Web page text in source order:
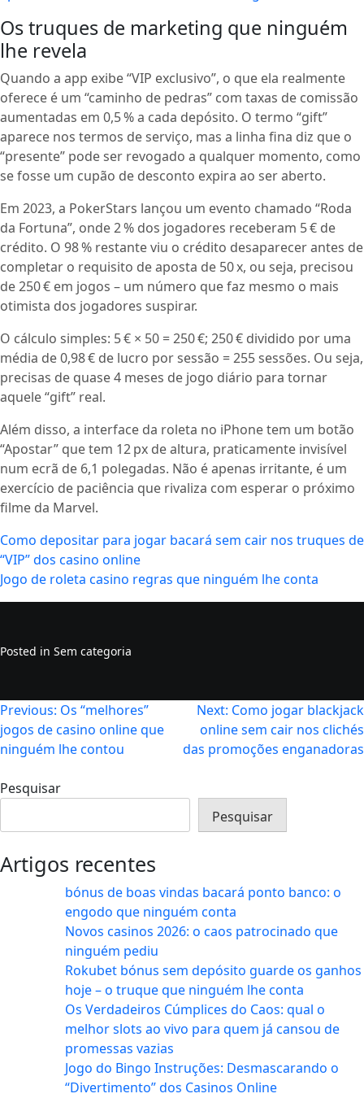
Os truques de marketing que ninguém
lhe revela
Quando a app exibe “VIP exclusivo”, o que ela realmente
oferece é um “caminho de pedras” com taxas de comissão
aumentadas em 0,5 % a cada depósito. O termo “gift”
aparece nos termos de serviço, mas a linha fina diz que o
“presente” pode ser revogado a qualquer momento, como
se fosse um cupão de desconto expira ao ser aberto.
Em 2023, a PokerStars lançou um evento chamado “Roda
da Fortuna”, onde 2 % dos jogadores receberam 5 € de
crédito. O 98 % restante viu o crédito desaparecer antes de
completar o requisito de aposta de 50 x, ou seja, precisou
de 250 € em jogos – um número que faz mesmo o mais
otimista dos jogadores suspirar.
O cálculo simples: 5 € × 50 = 250 €; 250 € dividido por uma
média de 0,98 € de lucro por sessão = 255 sessões. Ou seja,
precisas de quase 4 meses de jogo diário para tornar
aquele “gift” real.
Além disso, a interface da roleta no iPhone tem um botão
“Apostar” que tem 12 px de altura, praticamente invisível
num ecrã de 6,1 polegadas. Não é apenas irritante, é um
exercício de paciência que rivaliza com esperar o próximo
filme da Marvel.
Como depositar para jogar bacará sem cair nos truques de
“VIP” dos casino online
Jogo de roleta casino regras que ninguém lhe conta
Posted in Sem categoria
Navegação
de
artigos
Previous: Os “melhores”
jogos de casino online que
ninguém lhe contou
Next: Como jogar blackjack
online sem cair nos clichés
das promoções enganadoras
Pesquisar
Pesquisar
Artigos recentes
bónus de boas vindas bacará ponto banco: o
engodo que ninguém conta
Novos casinos 2026: o caos patrocinado que
ninguém pediu
Rokubet bónus sem depósito guarde os ganhos
hoje – o truque que ninguém lhe conta
Os Verdadeiros Cúmplices do Caos: qual o
melhor slots ao vivo para quem já cansou de
promessas vazias
Jogo do Bingo Instruções: Desmascarando o
“Divertimento” dos Casinos Online